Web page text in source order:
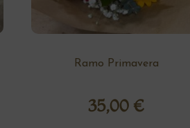
Ramo Primavera
35,00 €